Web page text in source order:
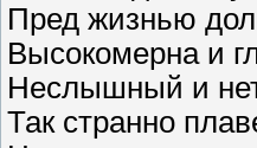
Пред жизнью
Высокомерна и
Неслышный и
Так странно